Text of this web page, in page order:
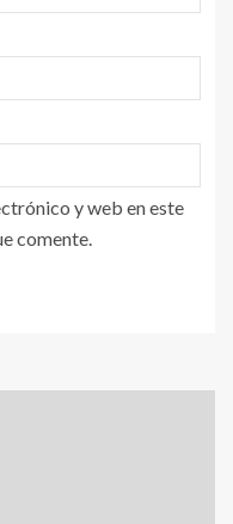
y web en este
comente.